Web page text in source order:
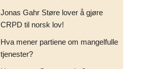
Jonas Gahr Støre lover å gjøre
CRPD til norsk lov!
Hva mener partiene om mangelfulle
tjenester?